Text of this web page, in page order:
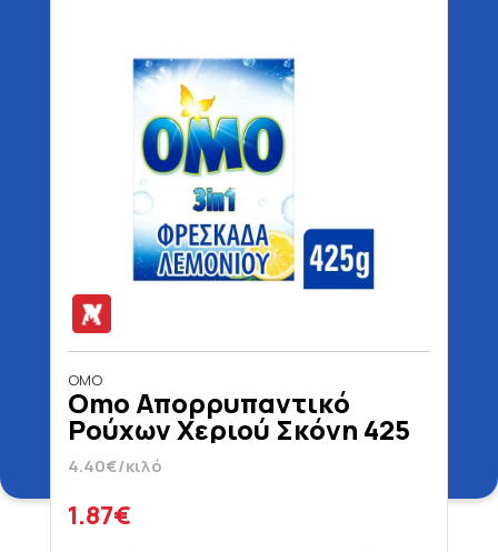
OMO
Omo Απορρυπαντικό
Ρούχων Χεριού Σκόνη 425
gr
4.40€/κιλό
1.87€